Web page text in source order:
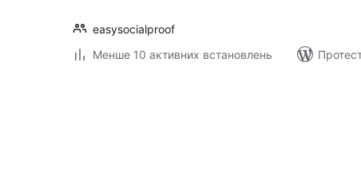
easysocialproof
Менше 10 активних встановлень